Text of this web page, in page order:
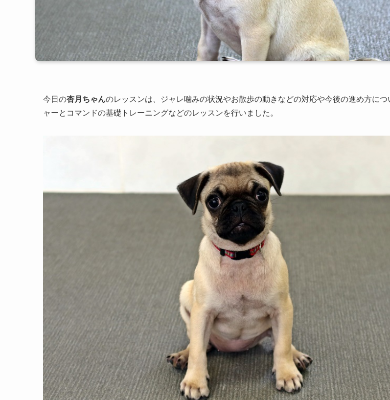
今日の杏月ちゃんのレッスンは、ジャレ噛みの状況やお散歩の動きなどの対応や今後の進め方につ
ャーとコマンドの基礎トレーニングなどのレッスンを行いました。